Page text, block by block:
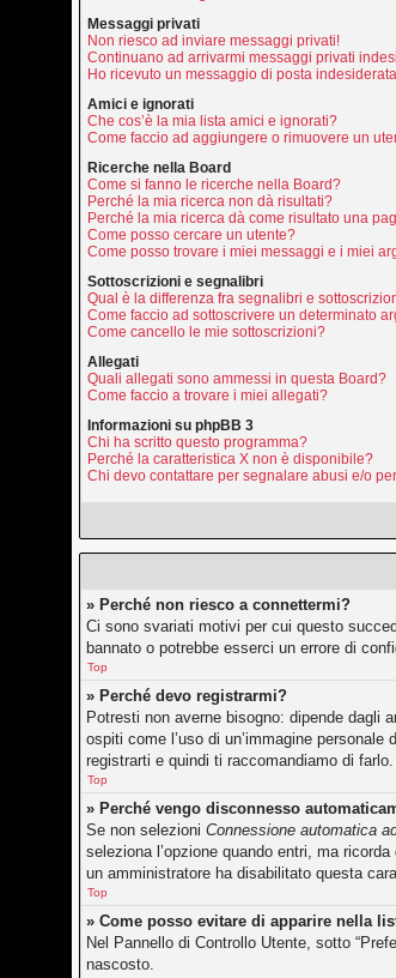
Messaggi privati
Non riesco ad inviare messaggi privati!
Continuano ad arrivarmi messaggi privati
Ho ricevuto un messaggio di posta
Amici e ignorati
Che cos’è la mia lista amici e ignorati?
Come faccio ad aggiungere o rimuovere un
Ricerche nella Board
Come si fanno le ricerche nella Board?
Perché la mia ricerca non dà risultati?
Perché la mia ricerca dà come risultato una
Come posso cercare un utente?
Come posso trovare i miei messaggi e i miei
Sottoscrizioni e segnalibri
Qual è la differenza fra segnalibri e
Come faccio ad sottoscrivere un determinato
Come cancello le mie sottoscrizioni?
Allegati
Quali allegati sono ammessi in questa Board?
Come faccio a trovare i miei allegati?
Informazioni su phpBB 3
Chi ha scritto questo programma?
Perché la caratteristica X non è disponibile?
Chi devo contattare per segnalare abusi e/o
» Perché non riesco a connettermi?
Ci sono svariati motivi per cui questo
bannato o potrebbe esserci un errore di
Top
» Perché devo registrarmi?
Potresti non averne bisogno: dipende dagli
ospiti come l’uso di un’immagine
registrarti e quindi ti raccomandiamo di farlo.
Top
» Perché vengo disconnesso
Se non selezioniConnessione automatica
seleziona l’opzione quando entri, ma
un amministratore ha disabilitato questa
Top
» Come posso evitare di apparire nella
Nel Pannello di Controllo Utente, sotto
nascosto.